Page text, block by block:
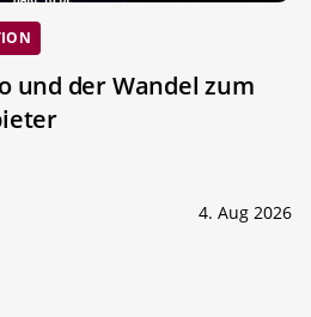
und der Wandel zum
4. Aug 2026